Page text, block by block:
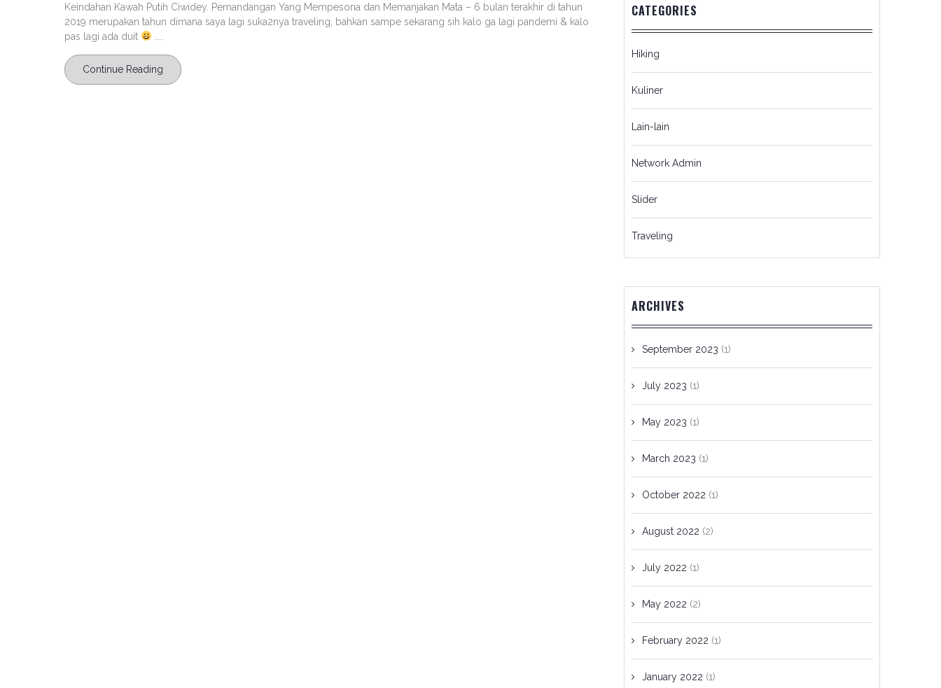
Keindahan Kawah Putih Ciwidey. Pemandangan Yang Mempesona dan Memanjakan Mata – 6 bulan terakhir di tahun
2019 merupakan tahun dimana saya lagi suka2nya traveling, bahkan sampe sekarang sih kalo ga lagi pandemi & kalo
pas lagi ada duit
Continue Reading
CATEGORIES
Hiking
Kuliner
Lain-lain
Network Admin
Slider
Traveling
ARCHIVES
September 2023 (1)
July 2023 (1)
May 2023 (1)
March 2023 (1)
October 2022 (1)
August 2022 (2)
July 2022 (1)
May 2022 (2)
February 2022 (1)
January 2022 (1)